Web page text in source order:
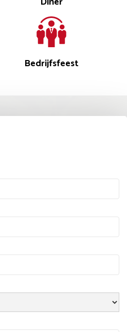
Bedrijfsfeest